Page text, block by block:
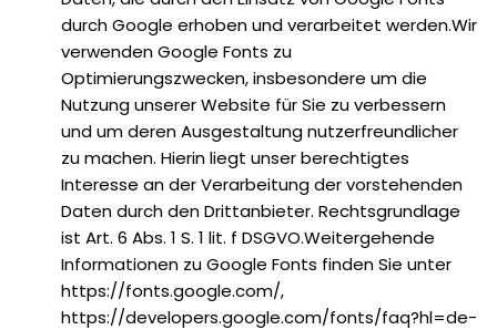
durch Google erhoben und verarbeitet werden.Wir
verwenden Google Fonts zu
Optimierungszwecken, insbesondere um die
Nutzung unserer Website für Sie zu verbessern
und um deren Ausgestaltung nutzerfreundlicher
zu machen. Hierin liegt unser berechtigtes
Interesse an der Verarbeitung der vorstehenden
Daten durch den Drittanbieter. Rechtsgrundlage
ist Art. 6 Abs. 1 S. 1 lit. f DSGVO.Weitergehende
Informationen zu Google Fonts finden Sie unter
https://fonts.google.com/,
https://developers.google.com/fonts/faq?hl=de-